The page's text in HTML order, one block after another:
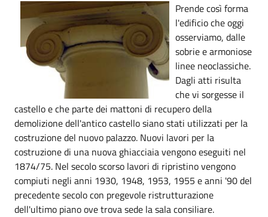
Prende così forma
l'edificio che oggi
osserviamo, dalle
sobrie e armoniose
linee neoclassiche.
Dagli atti risulta
che vi sorgesse il
castello e che parte dei mattoni di recupero della
demolizione dell'antico castello siano stati utilizzati per la
costruzione del nuovo palazzo. Nuovi lavori per la
costruzione di una nuova ghiacciaia vengono eseguiti nel
1874/75. Nel secolo scorso lavori di ripristino vengono
compiuti negli anni 1930, 1948, 1953, 1955 e anni '90 del
precedente secolo con pregevole ristrutturazione
dell'ultimo piano ove trova sede la sala consiliare.